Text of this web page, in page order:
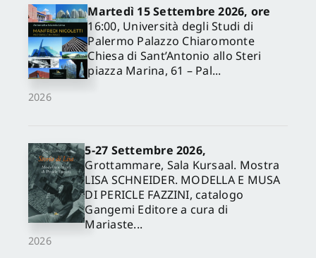
2026
Martedì 15 Settembre 2026, ore
16:00, Università degli Studi di
Palermo Palazzo Chiaromonte
Chiesa di Sant’Antonio allo Steri
piazza Marina, 61 – Pal...
2026
5-27 Settembre 2026,
Grottammare, Sala Kursaal. Mostra
LISA SCHNEIDER. MODELLA E MUSA
DI PERICLE FAZZINI, catalogo
Gangemi Editore a cura di
Mariaste...